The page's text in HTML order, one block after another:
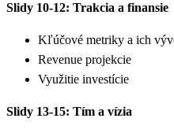
Slidy 10-12: Trakcia a finansie
Kľúčové metriky a ich
Revenue projekcie
Využitie investície
Slidy 13-15: Tím a vízia